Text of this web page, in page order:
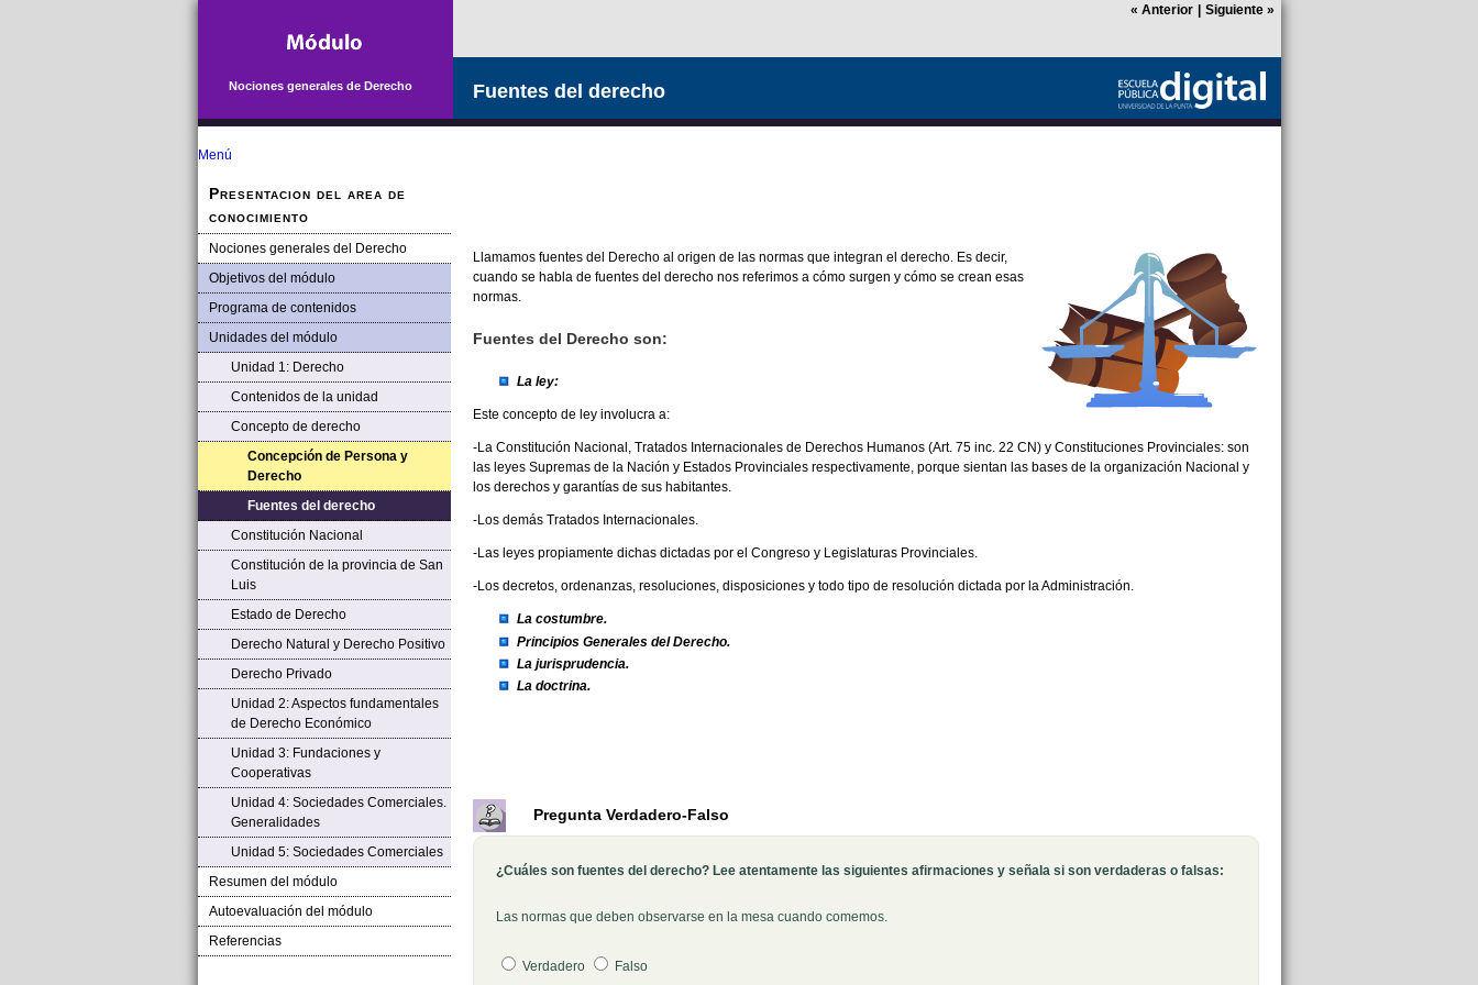
Nociones generales de Derecho
Menú
Presentacion del area de
conocimiento
Nociones generales del Derecho
Objetivos del módulo
Programa de contenidos
Unidades del módulo
Unidad 1: Derecho
Contenidos de la unidad
Concepto de derecho
Concepción de Persona y
Derecho
Fuentes del derecho
Constitución Nacional
Constitución de la provincia de San
Luis
Estado de Derecho
Derecho Natural y Derecho Positivo
Derecho Privado
Unidad 2: Aspectos fundamentales
de Derecho Económico
Unidad 3: Fundaciones y
Cooperativas
Unidad 4: Sociedades Comerciales.
Generalidades
Unidad 5: Sociedades Comerciales
Resumen del módulo
Autoevaluación del módulo
Referencias
« Anterior Siguiente»
Fuentes del derecho
Llamamos fuentes del Derecho al origen de las normas que integran el derecho. Es decir,
cuando se habla de fuentes del derecho nos referimos a cómo surgen y cómo se crean esas
normas.
Fuentes del Derecho son:
La ley:
Este concepto de ley involucra a:
-La Constitución Nacional, Tratados Internacionales de Derechos Humanos (Art. 75 inc. 22 CN) y Constituciones Provinciales: son
las leyes Supremas de la Nación y Estados Provinciales respectivamente, porque sientan las bases de la organización Nacional y
los derechos y garantías de sus habitantes.
-Los demás Tratados Internacionales.
-Las leyes propiamente dichas dictadas por el Congreso y Legislaturas Provinciales.
-Los decretos, ordenanzas, resoluciones, disposiciones y todo tipo de resolución dictada por la Administración.
La costumbre.
Principios Generales del Derecho.
La jurisprudencia.
La doctrina.
Pregunta Verdadero-Falso
¿Cuáles son fuentes del derecho? Lee atentamente las siguientes afirmaciones y señala si son verdaderas o falsas:
Pregunta 1
Las normas que deben observarse en la mesa cuando comemos.
Verdadero Falso